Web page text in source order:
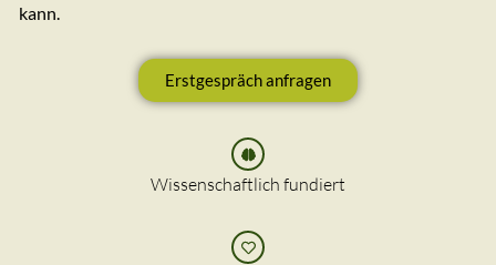
kann.
Erstgespräch anfragen
Wissenschaftlich fundiert